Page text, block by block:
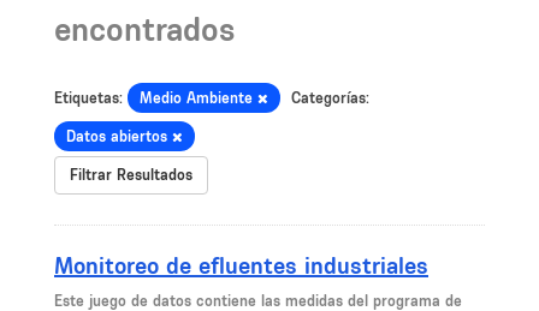
encontrados
Etiquetas: Medio Ambiente Categorías:
Datos abiertos
Filtrar Resultados
Monitoreo de efluentes industriales
Este juego de datos contiene las medidas del programa de